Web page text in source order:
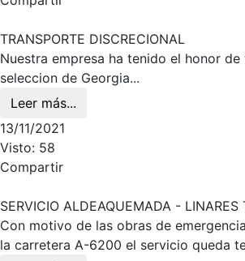
TRANSPORTE DISCRECIONAL
Nuestra empresa ha tenido el honor
seleccion de Georgia...
Leer más...
13/11/2021
Visto: 58
Compartir
SERVICIO ALDEAQUEMADA - LINARES
Con motivo de las obras de
la carretera A-6200 el servicio queda